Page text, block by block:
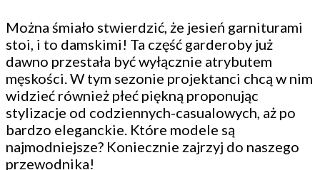
Można śmiało stwierdzić, że jesień garniturami
stoi, i to damskimi! Ta część garderoby już
dawno przestała być wyłącznie atrybutem
męskości. W tym sezonie projektanci chcą w nim
widzieć również płeć piękną proponując
stylizacje od codziennych-casualowych, aż po
bardzo eleganckie. Które modele są
najmodniejsze? Koniecznie zajrzyj do naszego
przewodnika!